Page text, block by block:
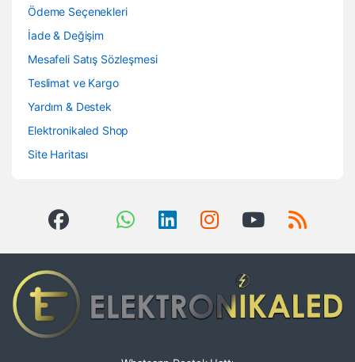
Ödeme Seçenekleri
İade & Değişim
Mesafeli Satış Sözleşmesi
Teslimat ve Kargo
Yardım & Destek
Elektronikaled Shop
Site Haritası